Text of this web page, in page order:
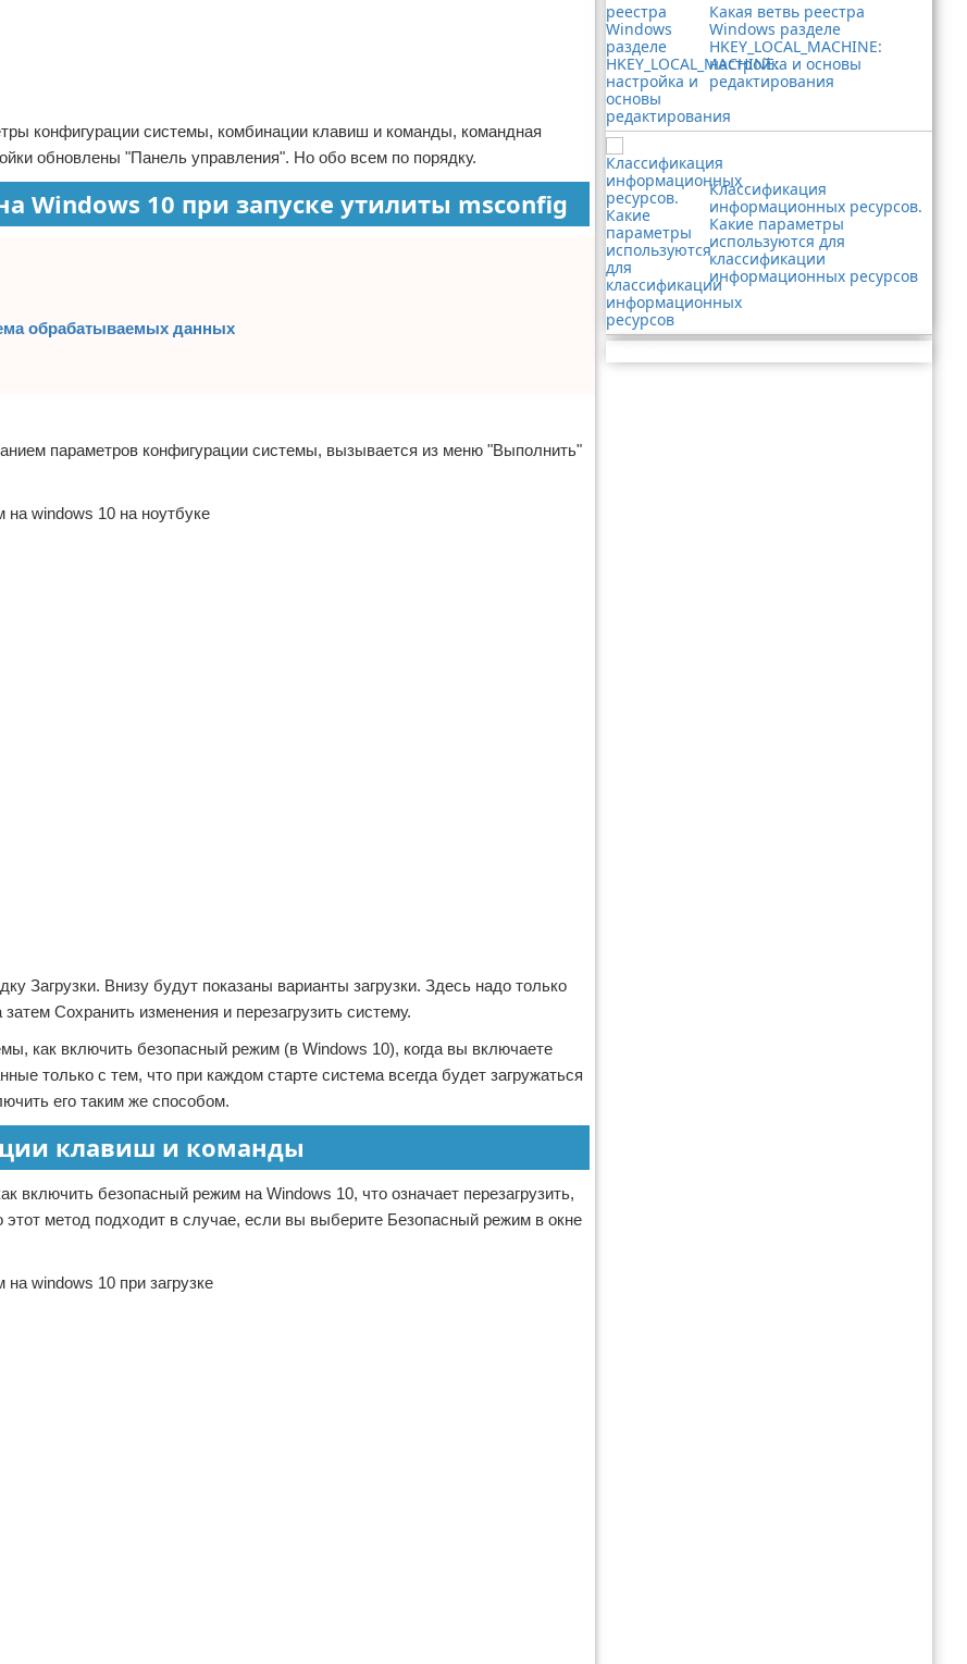
конфигурации системы, комбинации клавиш и команды, командная
обновлены "Панель управления". Но обо всем по порядку.
Windows 10 при запуске утилиты msconfig
обрабатываемых данных
параметров конфигурации системы, вызывается из меню "Выполнить"
Загрузки. Внизу будут показаны варианты загрузки. Здесь надо только
Сохранить изменения и перезагрузить систему.
как включить безопасный режим (в Windows 10), когда вы включаете
только с тем, что при каждом старте система всегда будет загружаться
его таким же способом.
клавиш и команды
безопасный режим на Windows 10, что означает перезагрузить,
метод подходит в случае, если вы выберите Безопасный режим в окне
Какая ветвь реестра
Windows разделе
HKEY_LOCAL_MACHINE:
настройка и основы
редактирования
Классификация
информационных ресурсов.
Какие параметры
используются для
классификации
информационных ресурсов